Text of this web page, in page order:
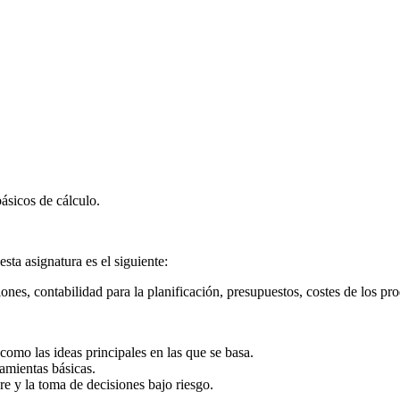
de cálculo.
asignatura es el siguiente:
contabilidad para la planificación, presupuestos, costes de los
las ideas principales en las que se basa.
básicas.
y la toma de decisiones bajo riesgo.